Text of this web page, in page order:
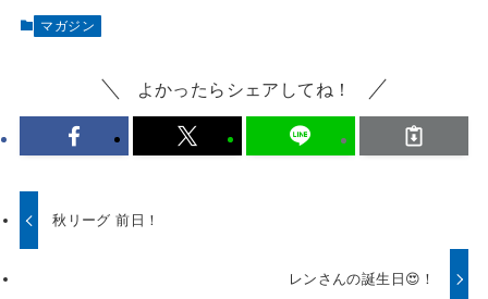
マガジン
よかったらシェアしてね！
秋リーグ 前日！
レンさんの誕生日😍！